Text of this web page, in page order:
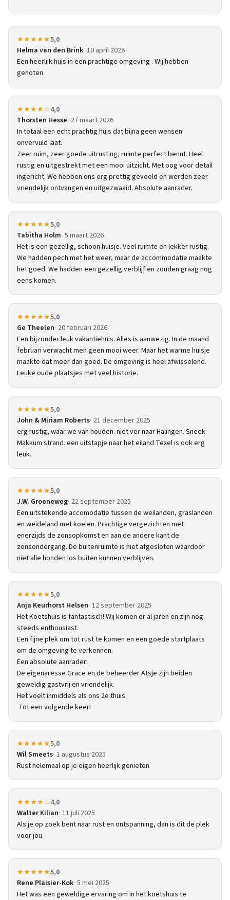
★★★★★5,0
Helma van den Brink 10 april 2026
Een heerlijk huis in een prachtige omgeving . Wij hebben
genoten
★★★★☆4,0
Thorsten Hesse 27 maart 2026
In totaal een echt prachtig huis dat bijna geen wensen
onvervuld laat.
Zeer ruim, zeer goede uitrusting, ruimte perfect benut. Heel
rustig en uitgestrekt met een mooi uitzicht. Met oog voor detail
ingericht. We hebben ons erg prettig gevoeld en werden zeer
vriendelijk ontvangen en uitgezwaaid. Absolute aanrader.
★★★★★5,0
Tabitha Holm 5 maart 2026
Het is een gezellig, schoon huisje. Veel ruimte en lekker rustig.
We hadden pech met het weer, maar de accommodatie maakte
het goed. We hadden een gezellig verblijf en zouden graag nog
eens komen.
★★★★★5,0
Ge Theelen 20 februari 2026
Een bijzonder leuk vakantiehuis. Alles is aanwezig. In de maand
februari verwacht men geen mooi weer. Maar het warme huisje
maakte dat meer dan goed. De omgeving is heel afwisselend.
Leuke oude plaatsjes met veel historie.
★★★★★5,0
John & Miriam Roberts 21 december 2025
erg rustig, waar we van houden. niet ver naar Halingen. Sneek.
Makkum strand. een uitstapje naar het eiland Texel is ook erg
leuk.
★★★★★5,0
J.W. Groeneweg 22 september 2025
Een uitstekende accomodatie tussen de weilanden, graslanden
en weideland met koeien. Prachtige vergezichten met
enerzijds de zonsopkomst en aan de andere kant de
zonsondergang. De buitenruimte is niet afgesloten waardoor
niet alle honden los buiten kunnen verblijven.
★★★★★5,0
Anja Keurhorst Helsen 12 september 2025
Het Koetshuis is fantastisch! Wij komen er al jaren en zijn nog
steeds enthousiast.
Een fijne plek om tot rust te komen en een goede startplaats
om de omgeving te verkennen.
Een absolute aanrader!
De eigenaresse Grace en de beheerder Atsje zijn beiden
geweldig gastvrij en vriendelijk.
Het voelt inmiddels als ons 2e thuis.
Tot een volgende keer!
★★★★★5,0
Wil Smeets 1 augustus 2025
Rust helemaal op je eigen heerlijk genieten
★★★★☆4,0
Walter Kilian 11 juli 2025
Als je op zoek bent naar rust en ontspanning, dan is dit de plek
voor jou.
★★★★★5,0
Rene Plaisier-Kok 5 mei 2025
Het was een geweldige ervaring om in het koetshuis te